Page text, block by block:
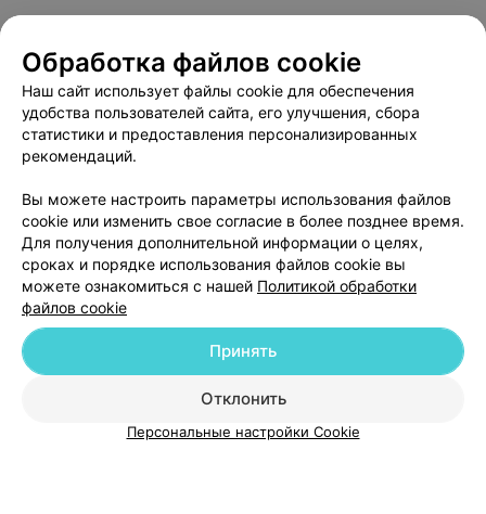
О проекте Новости проекта
Размещение рекламы
Медицинский маркетинг
Публичный договор
Пользовательское соглашение
Способы оплаты
Написать в поддержку
Персональные настройки cookie
Обработка персональных данных
© 2026 ООО «Артокс Лаб», УНП 191700409| 220012, Республика Беларусь,
ВЫ ВЛАДЕЛЕЦ?
Обработка файлов cookie
Наш сайт использует файлы cookie для обеспечения
удобства пользователей сайта, его улучшения, сбора
статистики и предоставления персонализированных
рекомендаций.
Вы можете настроить параметры использования файлов
cookie или изменить свое согласие в более позднее время.
Для получения дополнительной информации о целях,
сроках и порядке использования файлов cookie вы
можете ознакомиться с нашей Политикой обработки
файлов cookie
Отклонить
Принять
Персональные настройки Cookie